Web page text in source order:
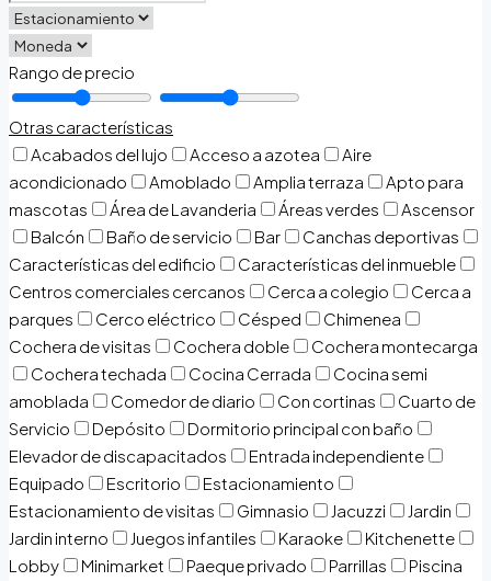
Rango de precio
Otras características
Acabados del lujo
Acceso a azotea
Aire
acondicionado
Amoblado Amplia terraza
Apto para
mascotas
Área de Lavanderia Áreas verdes
Ascensor
Balcón
Baño de servicio Bar
Canchas deportivas
Características del edificio
Características del inmueble
Centros comerciales cercanos
Cerca a colegio
Cerca a
parques
Cerco eléctrico Césped
Chimenea
Cochera de visitas
Cochera doble
Cochera montecarga
Cochera techada
Cocina Cerrada
Cocina semi
amoblada
Comedor de diario Con cortinas
Cuarto de
Servicio
Depósito
Dormitorio principal con baño
Elevador de discapacitados
Entrada independiente
Equipado
Escritorio
Estacionamiento
Estacionamiento de visitas
Gimnasio Jacuzzi
Jardin
Jardin interno
Juegos infantiles Karaoke
Kitchenette
Lobby
Minimarket Paeque privado Parrillas
Piscina